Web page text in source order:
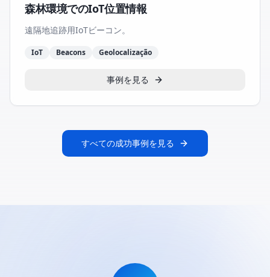
森林環境でのIoT位置情報
遠隔地追跡用IoTビーコン。
IoT Beacons Geolocalização
事例を見る
すべての成功事例を見る